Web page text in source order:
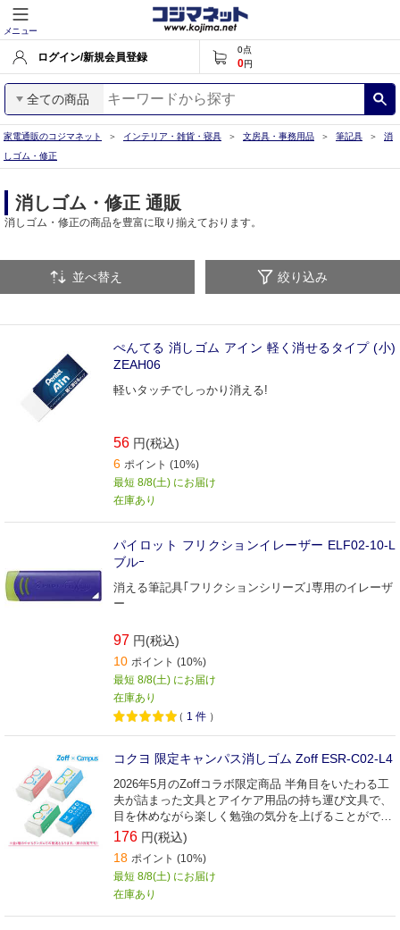
メニュー
ログイン/新規会員登録
0点
0円
全ての商品
家電通販のコジマネット インテリア・雑貨・寝具 文房具・事務用品 筆記具
消
しゴム・修正
消しゴム・修正 通販
消しゴム・修正の商品を豊富に取り揃えております。
並べ替え 絞り込み
ぺんてる 消しゴム アイン 軽く消せるタイプ (小)
ZEAH06
軽いタッチでしっかり消える!
56 円(税込)
6 ポイント (10%)
最短 8/8(土) にお届け
在庫あり
パイロット フリクションイレーザー ELF02-10-L
ブルｰ
消える筆記具｢フリクションシリーズ｣専用のイレーザ
ー
97 円(税込)
10 ポイント (10%)
最短 8/8(土) にお届け
在庫あり
（ 1 件 ）
コクヨ 限定キャンパス消しゴム Zoff ESR-C02-L4
2026年5月のZoffコラボ限定商品 半角目をいたわる工
夫が詰まった文具とアイケア用品の持ち運び文具で、
目を休めながら楽しく勉強の気分を上げることができ
ます。
176 円(税込)
18 ポイント (10%)
最短 8/8(土) にお届け
在庫あり